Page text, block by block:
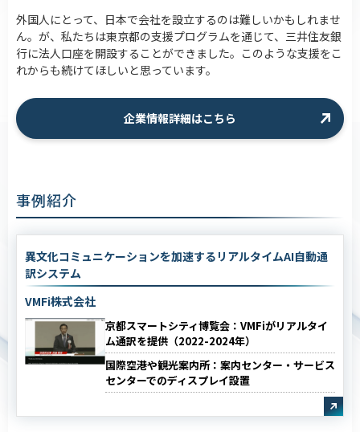
外国人にとって、日本で会社を設立するのは難しいかもしれませ
ん。が、私たちは東京都の支援プログラムを通じて、三井住友銀
行に法人口座を開設することができました。このような支援をこ
れからも続けてほしいと思っています。
企業情報詳細はこちら
事例紹介
異文化コミュニケーションを加速するリアルタイムAI自動通
訳システム
VMFi株式会社
京都スマートシティ博覧会：VMFiがリアルタイ
ム通訳を提供（2022-2024年）
国際空港や観光案内所：案内センター・サービス
センターでのディスプレイ設置